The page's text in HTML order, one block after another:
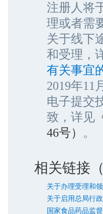
注册人将
理或者需
关于线下
和受理，
有关事宜
2019年11
电子提交
致，详见
46号） 。
相关链接
关于办理受理和
关于启用总局行
国家食品药品监